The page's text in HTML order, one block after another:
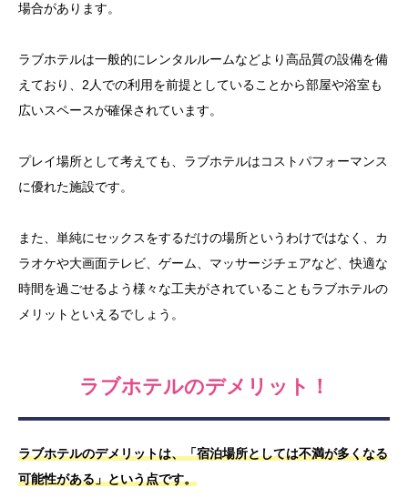
場合があります。
ラブホテルは一般的にレンタルルームなどより高品質の設備を備
えており、2人での利用を前提としていることから部屋や浴室も
広いスペースが確保されています。
プレイ場所として考えても、ラブホテルはコストパフォーマンス
に優れた施設です。
また、単純にセックスをするだけの場所というわけではなく、カ
ラオケや大画面テレビ、ゲーム、マッサージチェアなど、快適な
時間を過ごせるよう様々な工夫がされていることもラブホテルの
メリットといえるでしょう。
ラブホテルのデメリット！
ラブホテルのデメリットは、「宿泊場所としては不満が多くなる
可能性がある」という点です。